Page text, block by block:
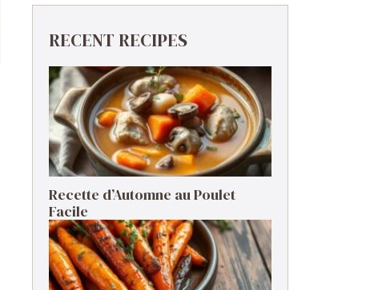
RECENT RECIPES
Recette d’Automne au Poulet
Facile